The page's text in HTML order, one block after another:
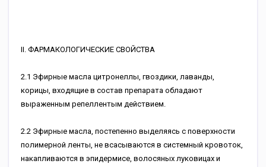
II. ФАРМАКОЛОГИЧЕСКИЕ СВОЙСТВА
2.1 Эфирные масла цитронеллы, гвоздики, лаванды,
корицы, входящие в состав препарата обладают
выраженным репеллентым действием.
2.2 Эфирные масла, постепенно выделяясь с поверхности
полимерной ленты, не всасываются в системный кровоток,
накапливаются в эпидермисе, волосяных луковицах и